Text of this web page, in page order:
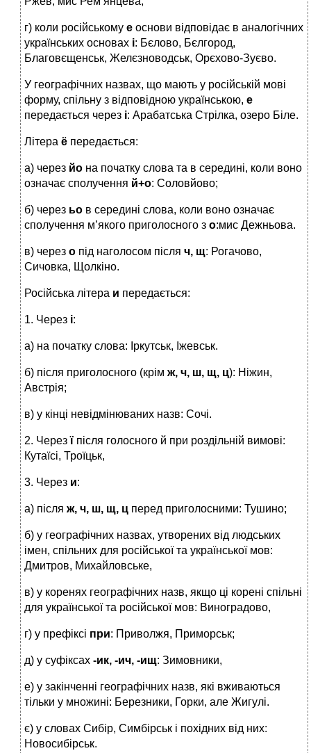
г) коли російському е основи відповідає в аналогічних
українських основах і: Бєлово, Бєлгород,
Благовєщенськ, Желєзноводськ, Орєхово-Зуєво.
У географічних назвах, що мають у російській мові
форму, спільну з відповідною українською, е
передається через і: Арабатська Стрілка, озеро Біле.
Літера ё передається:
а) через йо на початку слова та в середині, коли воно
означає сполучення й+о: Соловйово;
б) через ьо в середині слова, коли воно означає
сполучення м’якого приголосного з о:мис Дежньова.
в) через о під наголосом після ч, щ: Рогачово,
Сичовка, Щолкіно.
Російська літера и передається:
1. Через і:
а) на початку слова: Іркутськ, Іжевськ.
б) після приголосного (крім ж, ч, ш, щ, ц): Ніжин,
Австрія;
в) у кінці невідмінюваних назв: Сочі.
2. Черезї після голосного й при роздільній вимові:
Кутаїсі, Троїцьк,
3. Через и:
а) після ж, ч, ш, щ, ц перед приголосними: Тушино;
б) у географічних назвах, утворених від людських
імен, спільних для російської та української мов:
Дмитров, Михайловське,
в) у коренях географічних назв, якщо ці корені спільні
для української та російської мов: Виноградово,
г) у префіксі при: Приволжя, Приморськ;
д) у суфіксах -ик, -ич, -ищ: Зимовники,
е) у закінченні географічних назв, які вживаються
тільки у множині: Березники, Горки, але Жигулі.
є) у словах Сибір, Симбірськ і похідних від них:
Новосибірськ.